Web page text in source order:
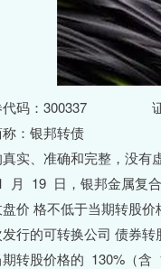
代码：300337
称：银邦转债 银邦
真实、准确和完整，没
月 19 日，银邦金属复合
盘价 格不低于当期转股
行的可转换公司 债券
转股价格的 130%（含
深证成指